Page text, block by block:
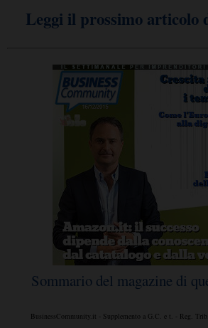
Leggi il prossimo articolo
Sommario del magazine di
BusinessCommunity.it - Supplemento a G.C. e t. - Reg.